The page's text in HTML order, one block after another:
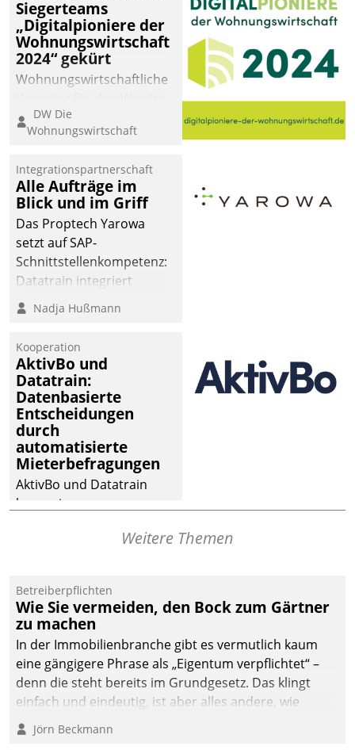
Siegerteams
„Digitalpioniere der
Wohnungswirtschaft
2024“ gekürt
Wohnungswirtschaftliche
eine digitale Zukunft zu
finden, ist das Ziel des
der
Wohnungswirtschaft“.
Bewerben können sich
dafür ein Team
bestehend aus
Wohnungsunternehmen
und PropTech.
DW Die
Wohnungswirtschaft
Integrationspartnerschaft
Alle Aufträge im
Blick und im Griff
Das Proptech Yarowa
setzt auf SAP-
Schnittstellenkompetenz:
Datatrain integriert
Yarowas Portal zur
Vergabe und Verwaltung
operativen
Instandhaltung in die
SAP-Systemlandschaft
deutscher
Wohnungsunternehmen
– und beschleunigt damit
den Weg vom
Mieteranliegen zum
Dienstleisterauftrag.
Nadja Hußmann
Kooperation
AktivBo und
Datatrain:
Datenbasierte
Entscheidungen
durch
automatisierte
Mieterbefragungen
AktivBo und Datatrain
kooperieren –
profitieren: Die nahtlose
Datatrain ermöglicht
automatisiert ausgelöste,
zielgerichtete
Mieterbefragungen – eine
starke Grundlage für
intelligente,
Entscheidungen.
Weitere Themen
Betreiberpflichten
Wie Sie vermeiden, den Bock zum Gärtner
zu machen
In der Immobilienbranche gibt es vermutlich kaum
eine gängigere Phrase als „Eigentum verpflichtet“ –
denn die steht bereits im Grundgesetz. Das klingt
einfach und eindeutig, ist aber alles andere, wie
Branchenbeschäftigte wissen. Denn mit der
Verantwortung folgen Verpflichtungen.
Jörn Beckmann